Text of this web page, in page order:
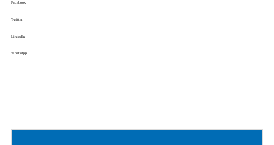
Facebook
Twitter
LinkedIn
WhatsApp